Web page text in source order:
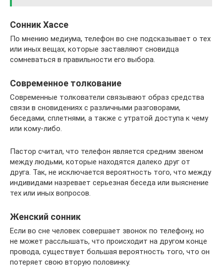
Сонник Хассе
По мнению медиума, телефон во сне подсказывает о тех
или иных вещах, которые заставляют сновидца
сомневаться в правильности его выбора.
Современное толкование
Современные толкователи связывают образ средства
связи в сновидениях с различными разговорами,
беседами, сплетнями, а также с утратой доступа к чему
или кому-либо.
Пастор считал, что телефон является средним звеном
между людьми, которые находятся далеко друг от
друга. Так, не исключается вероятность того, что между
индивидами назревает серьезная беседа или выяснение
тех или иных вопросов.
Женский сонник
Если во сне человек совершает звонок по телефону, но
не может расслышать, что происходит на другом конце
провода, существует большая вероятность того, что он
потеряет свою вторую половинку.